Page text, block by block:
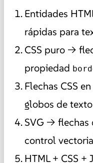
Entidades
rápidas para
CSS puro →
propiedad
Flechas CSS
globos de
SVG → flechas
control
HTML + CSS